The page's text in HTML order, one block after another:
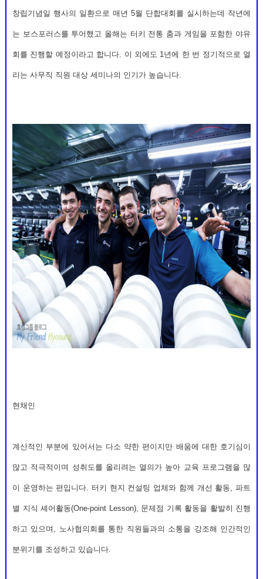
창립기념일 행사의 일환으로 매년 5월 단합대회를 실시하는데 작년에
는 보스포러스를 투어했고 올해는 터키 전통 춤과 게임을 포함한 야유
회를 진행할 예정이라고 합니다. 이 외에도 1년에 한 번 정기적으로 열
리는 사무직 직원 대상 세미나의 인기가 높습니다.
현채인
계산적인 부분에 있어서는 다소 약한 편이지만 배움에 대한 호기심이
많고 적극적이며 성취도를 올리려는 열의가 높아 교육 프로그램을 많
이 운영하는 편입니다. 터키 현지 컨설팅 업체와 함께 개선 활동, 파트
별 지식 셰어활동(One-point Lesson), 문제점 기록 활동을 활발히 진행
하고 있으며, 노사협의회를 통한 직원들과의 소통을 강조해 인간적인
분위기를 조성하고 있습니다.